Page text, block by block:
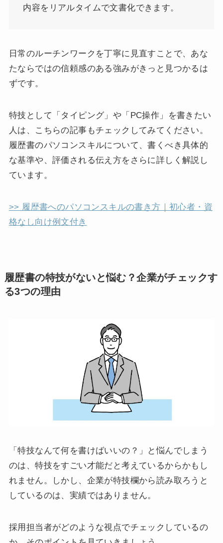
内容をリアルタイムで文書化できます。
日常のルーチンワークを丁寧に見直すことで、あな
たならではの信頼感のある強みがきっと見つかるは
ずです。
特技として「タイピング」や「PC操作」を書きたい
人は、こちらの記事もチェックしてみてください。
履歴書のパソコンスキルについて、書くべき具体的
な基準や、評価される伝え方をさらに詳しく解説し
ています。
>> 履歴書へのパソコンスキルの書き方｜初心者・資
格なし向け例文付き
履歴書の特技がないと悩む？企業がチェックす
る3つの理由
「特技なんて何を書けばいいの？」と悩んでしまう
のは、特技をすごい才能だと考えているからかもし
れません。しかし、企業が特技欄から読み取ろうと
しているのは、実績ではありません。
採用担当者がどのような視点でチェックしているの